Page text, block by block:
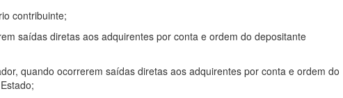
contribuinte;
saídas diretas aos adquirentes por conta e ordem do depositante
quando ocorrerem saídas diretas aos adquirentes por conta e ordem do